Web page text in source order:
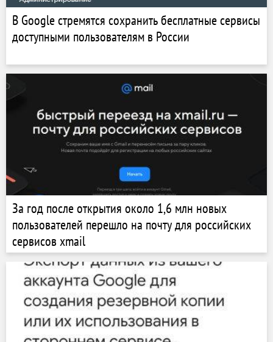
В Google стремятся сохранить бесплатные сервисы
доступными пользователям в России
За год после открытия около 1,6 млн новых
пользователей перешло на почту для российских
сервисов xmail